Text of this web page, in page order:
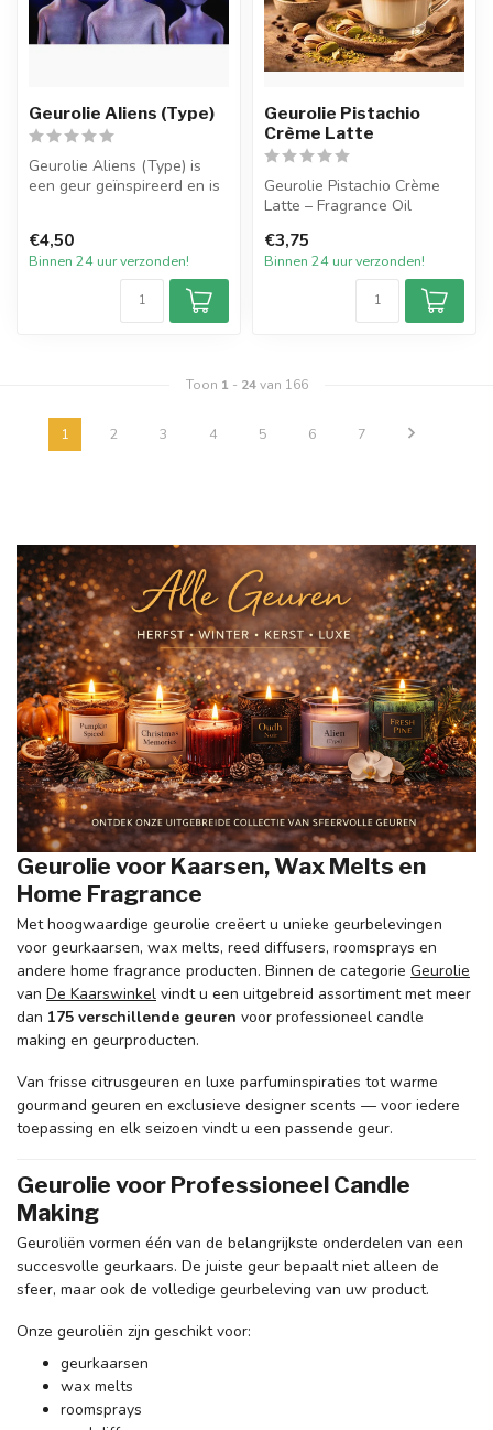
Geurolie Aliens (Type)
Geurolie Aliens (Type) is
een geur geïnspireerd en is
€4,50
Binnen 24 uur verzonden!
Geurolie Pistachio
Crème Latte
Geurolie Pistachio Crème
Latte – Fragrance Oil
Pistachio Crème Latte is een
w...
€3,75
Binnen 24 uur verzonden!
Toon 1- 24van 166
1 2 3 4 5 6 7
Geurolie voor Kaarsen, Wax Melts en
Home Fragrance
Met hoogwaardige geurolie creëert u unieke geurbelevingen
voor geurkaarsen, wax melts, reed diffusers, roomsprays en
andere home fragrance producten. Binnen de categorie Geurolie
van De Kaarswinkel vindt u een uitgebreid assortiment met meer
dan 175 verschillende geuren voor professioneel candle
making en geurproducten.
Van frisse citrusgeuren en luxe parfuminspiraties tot warme
gourmand geuren en exclusieve designer scents — voor iedere
toepassing en elk seizoen vindt u een passende geur.
Geurolie voor Professioneel Candle
Making
Geuroliën vormen één van de belangrijkste onderdelen van een
succesvolle geurkaars. De juiste geur bepaalt niet alleen de
sfeer, maar ook de volledige geurbeleving van uw product.
Onze geuroliën zijn geschikt voor:
geurkaarsen
wax melts
roomsprays